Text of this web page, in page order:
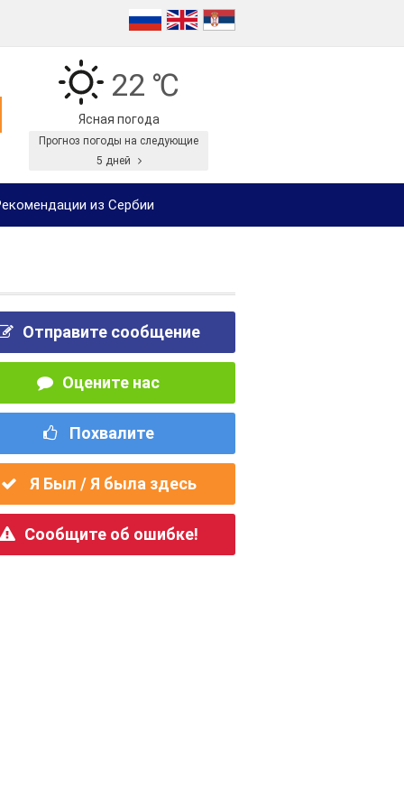
22 ℃
Ясная погода
Прогноз погоды на следующие
5 дней
из Сербии
Отправите сообщение
Оцените нас
Похвалите
Я Был / Я была здесь
Сообщите об ошибке!